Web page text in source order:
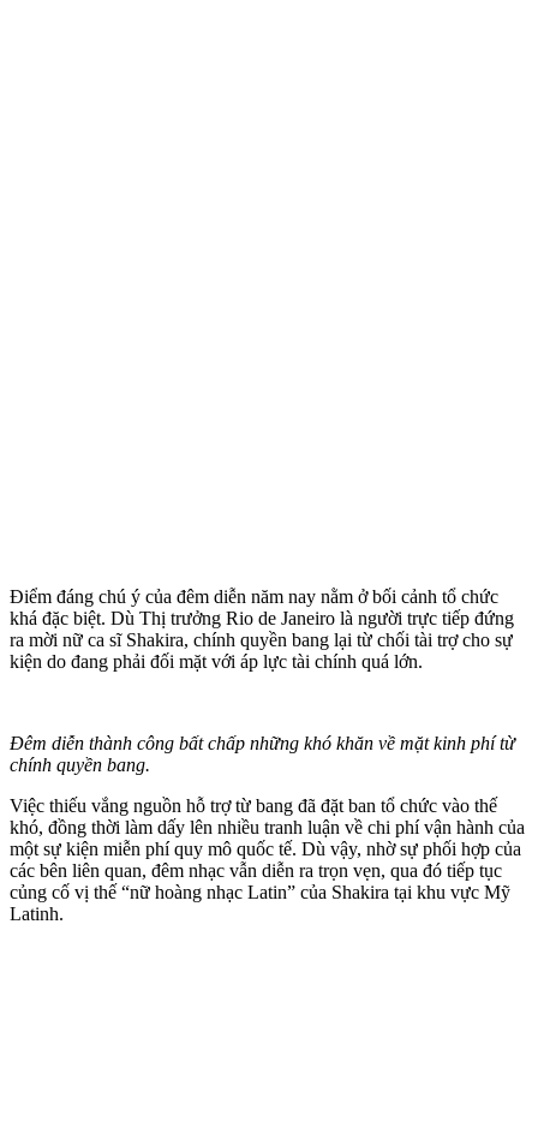
Điểm đáng chú ý của đêm diễn năm nay nằm ở bối cảnh tổ chức
khá đặc biệt. Dù Thị trưởng Rio de Janeiro là người trực tiếp đứng
ra mời nữ ca sĩ Shakira, chính quyền bang lại từ chối tài trợ cho sự
kiện do đang phải đối mặt với áp lực tài chính quá lớn.
Đêm diễn thành công bất chấp những khó khăn về mặt kinh phí từ
chính quyền bang.
Việc thiếu vắng nguồn hỗ trợ từ bang đã đặt ban tổ chức vào thế
khó, đồng thời làm dấy lên nhiều tranh luận về chi phí vận hành của
một sự kiện miễn phí quy mô quốc tế. Dù vậy, nhờ sự phối hợp của
các bên liên quan, đêm nhạc vẫn diễn ra trọn vẹn, qua đó tiếp tục
củng cố vị thế “nữ hoàng nhạc Latin” của Shakira tại khu vực Mỹ
Latinh.